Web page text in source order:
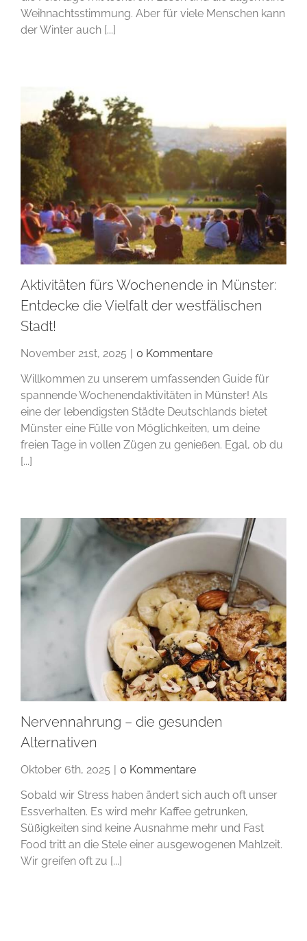
Weihnachtsstimmung. Aber für viele Menschen kann
der Winter auch [...]
Aktivitäten fürs Wochenende in Münster:
Entdecke die Vielfalt der westfälischen
Stadt!
November 21st, 2025 | 0 Kommentare
Willkommen zu unserem umfassenden Guide für
spannende Wochenendaktivitäten in Münster! Als
eine der lebendigsten Städte Deutschlands bietet
Münster eine Fülle von Möglichkeiten, um deine
freien Tage in vollen Zügen zu genießen. Egal, ob du
[...]
Nervennahrung – die gesunden
Alternativen
Oktober 6th, 2025 | 0 Kommentare
Sobald wir Stress haben ändert sich auch oft unser
Essverhalten. Es wird mehr Kaffee getrunken,
Süßigkeiten sind keine Ausnahme mehr und Fast
Food tritt an die Stele einer ausgewogenen Mahlzeit.
Wir greifen oft zu [...]